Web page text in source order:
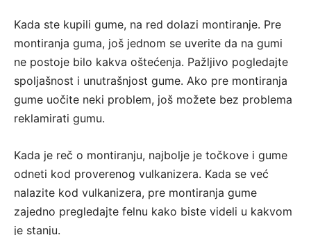
Kada ste kupili gume, na red dolazi montiranje. Pre
montiranja guma, još jednom se uverite da na gumi
ne postoje bilo kakva oštećenja. Pažljivo pogledajte
spoljašnost i unutrašnjost gume. Ako pre montiranja
gume uočite neki problem, još možete bez problema
reklamirati gumu.
Kada je reč o montiranju, najbolje je točkove i gume
odneti kod proverenog vulkanizera. Kada se već
nalazite kod vulkanizera, pre montiranja gume
zajedno pregledajte felnu kako biste videli u kakvom
je stanju.